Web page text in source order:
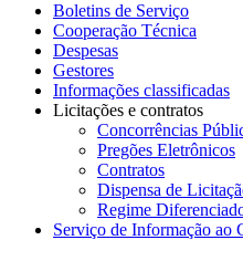
Boletins de Serviço
Cooperação Técnica
Despesas
Gestores
Informações classificadas
Licitações e contratos
Concorrências
Pregões Eletrônicos
Contratos
Dispensa de
Regime
Serviço de Informação ao